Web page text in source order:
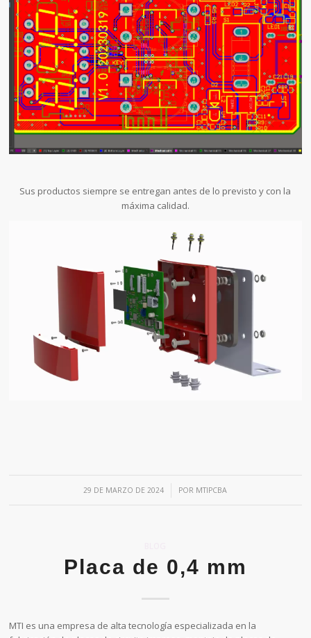
Sus productos siempre se entregan antes de lo previsto y con la
máxima calidad.
29 DE MARZO DE 2024
/ POR MTIPCBA
Placa de 0,4 mm
MTI es una empresa de alta tecnología especializada en la